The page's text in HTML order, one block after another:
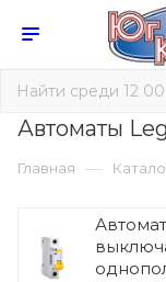
Автоматы
Главная —